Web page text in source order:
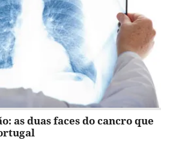
as duas faces do cancro que